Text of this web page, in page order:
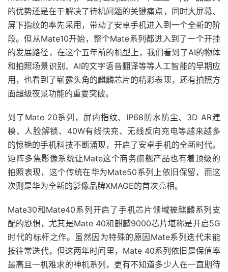
的优势还是在于解决了待机问题的关键痛点，同时大屏幕、
屏下指纹的率先采用，带动了安卓手机进入到一个全新的阶
段。但从Mate10开始，整个Mate系列都进入到了一个开挂
的发展路径，在这个五年前的机型上，我们看到了AI的物体
和拍照场景识别、AI的文字语音翻译等等人工智能的早期应
用，也看到了崭露头角的麒麟芯片的精彩表现，还有拍照方
面超级夜景功能的重要突破。
到了Mate 20系列，屏内指纹、IP68防水防尘、3D AR建
模、人脸解锁、40W有线快充、无线反向充电等越来越多
的惊艳的手机科技不断涌现，开启了安卓手机的全新时代。
矩阵多焦影像系统让Mate这个商务旗舰产品也有着顶级的
拍照表现，这个传统在华为Mate50系列上依旧保留，而这
次则是华为全新的影像品牌XMAGE的首次亮相。
Mate30和Mate40系列开启了手机芯片领域被麒麟系列支
配的恐惧，尤其是Mate 40和麒麟9000芯片堪称是开启5G
时代的标杆之作。虽然因为特殊的原因Mate系列迭代未能
按往常迭代，但这两年时间里，Mate 40系列依旧是保值率
最高且一机难求的神机系列，更有不知道多少人在一直期待